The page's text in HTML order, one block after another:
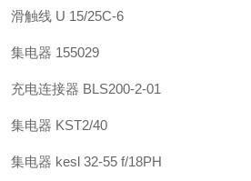
滑触线 U 15/25C-6
集电器 155029
充电连接器 BLS200-2-01
集电器 KST2/40
集电器 kesl 32-55 f/18PH